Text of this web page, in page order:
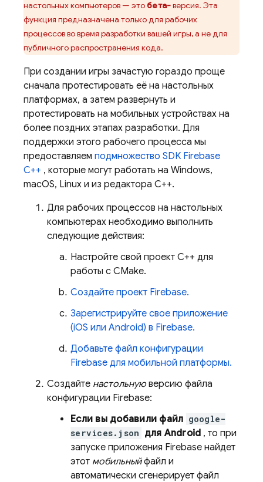
настольных компьютеров — это бета-версия. Эта
функция предназначена только для рабочих
процессов во время разработки вашей игры, а не для
публичного распространения кода.
При создании игры зачастую гораздо проще
сначала протестировать её на настольных
платформах, а затем развернуть и
протестировать на мобильных устройствах на
более поздних этапах разработки. Для
поддержки этого рабочего процесса мы
предоставляем подмножество SDK Firebase
C++ , которые могут работать на Windows,
macOS, Linux и из редактора C++.
Для рабочих процессов на настольных
компьютерах необходимо выполнить
следующие действия:
Настройте свой проект C++ для
работы с CMake.
Создайте проект Firebase.
Зарегистрируйте свое приложение
(iOS или Android) в Firebase.
Добавьте файл конфигурации
Firebase для мобильной платформы.
Создайте настольнуюверсию файла
конфигурации Firebase:
Если вы добавили файл google-
services.json для Android , то при
запуске приложения Firebase найдет
этот мобильныйфайл и
автоматически сгенерирует файл